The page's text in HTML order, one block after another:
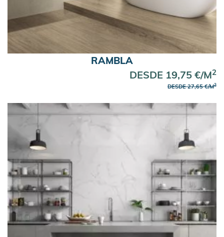
RAMBLA
DESDE 19,75 €/M2
DESDE 27,65 €/M2